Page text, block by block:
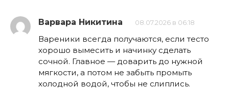
Варвара Никитина 08.07.2026 в 06:18
Вареники всегда получаются, если тесто
хорошо вымесить и начинку сделать
сочной. Главное — доварить до нужной
мягкости, а потом не забыть промыть
холодной водой, чтобы не слиплись.